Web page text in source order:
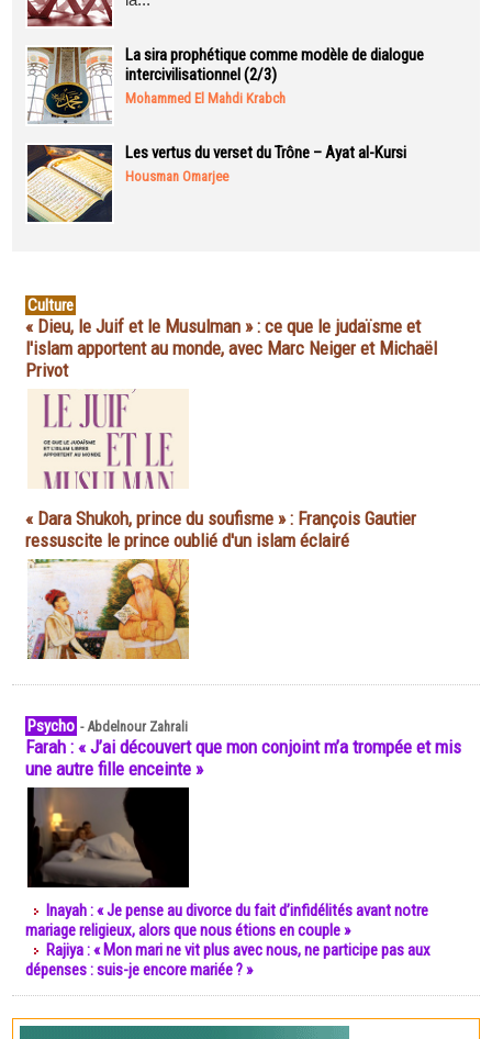
La sira prophétique comme modèle de dialogue
intercivilisationnel (2/3)
Mohammed El Mahdi Krabch
Les vertus du verset du Trône – Ayat al-Kursi
Housman Omarjee
Culture
« Dieu, le Juif et le Musulman » : ce que le judaïsme et
l'islam apportent au monde, avec Marc Neiger et Michaël
Privot
« Dara Shukoh, prince du soufisme » : François Gautier
ressuscite le prince oublié d'un islam éclairé
Psycho -Abdelnour Zahrali
Farah : « J’ai découvert que mon conjoint m’a trompée et mis
une autre fille enceinte »
Inayah : « Je pense au divorce du fait d’infidélités avant notre
mariage religieux, alors que nous étions en couple »
Rajiya : « Mon mari ne vit plus avec nous, ne participe pas aux
dépenses : suis-je encore mariée ? »